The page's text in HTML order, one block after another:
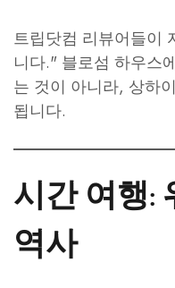
트립닷컴 리뷰어들이
니다." 블로섬 하우스
는 것이 아니라, 상하
됩니다.
시간 여행:
역사